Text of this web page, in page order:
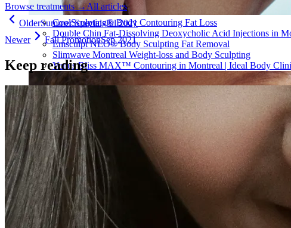
CoolSculpting® Body Contouring Fat Loss
Double Chin Fat-Dissolving Deoxycholic Acid Injections in
Emsculpt NEO® Body Sculpting Fat Removal
Slimwave Montreal Weight-loss and Body Sculpting
Venus Bliss MAX™ Contouring in Montreal | Ideal Body
Browse treatments→All articles
OlderSummer SpecialsJul 2021
Newer
Fall PromotionSep 2021
Keep reading